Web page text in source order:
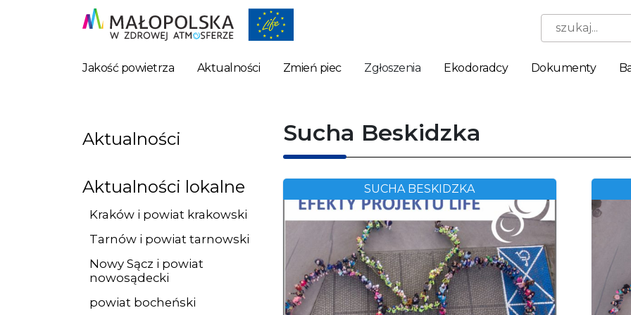
szukaj...
Jakość powietrza Aktualności Zmień piec Zgłoszenia Ekodoradcy Dokumenty
Aktualności
Aktualności lokalne
Kraków i powiat krakowski
Tarnów i powiat tarnowski
Nowy Sącz i powiat
nowosądecki
powiat bocheński
Sucha Beskidzka
SUCHA BESKIDZKA
Niezbędne
Te pliki
cookie nie
są
opcjonalne.
Są